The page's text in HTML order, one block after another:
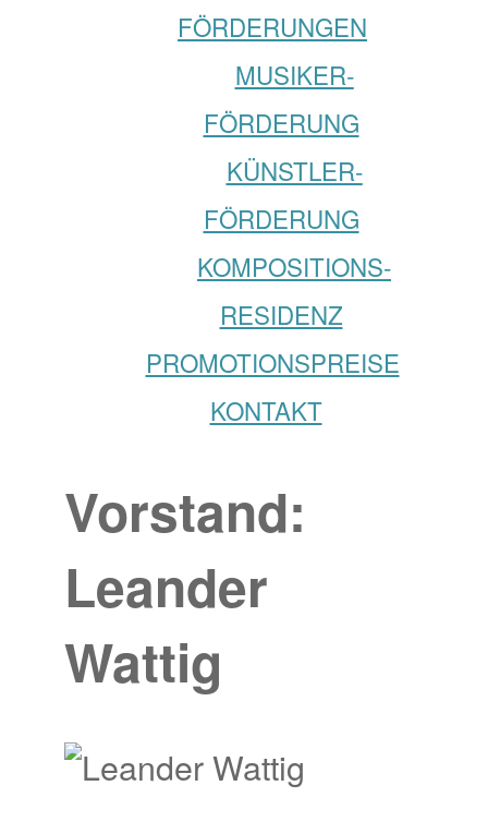
FÖRDERUNGEN
MUSIKER­­
FÖRDERUNG
KÜNSTLER­­
FÖRDERUNG
KOMPOSITIONS­
RESIDENZ
PROMOTIONSPREISE
KONTAKT
Vorstand:
Leander
Wattig